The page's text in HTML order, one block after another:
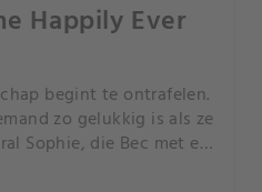
Happily Ever
begint te ontrafelen.
zo gelukkig is als ze
Sophie, die Bec met een